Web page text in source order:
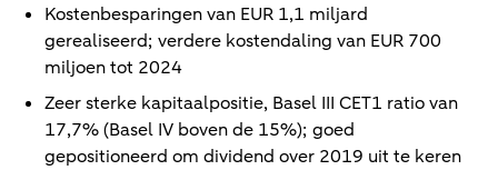
Kostenbesparingen van EUR 1,1 miljard
gerealiseerd; verdere kostendaling van EUR 700
miljoen tot 2024
Zeer sterke kapitaalpositie, Basel III CET1 ratio van
17,7% (Basel IV boven de 15%); goed
gepositioneerd om dividend over 2019 uit te keren